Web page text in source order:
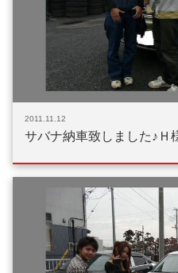
2011.11.12
サバナ納車致しました♪Ｈ